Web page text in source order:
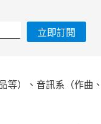
立即訂閱
等）、音訊系（作曲